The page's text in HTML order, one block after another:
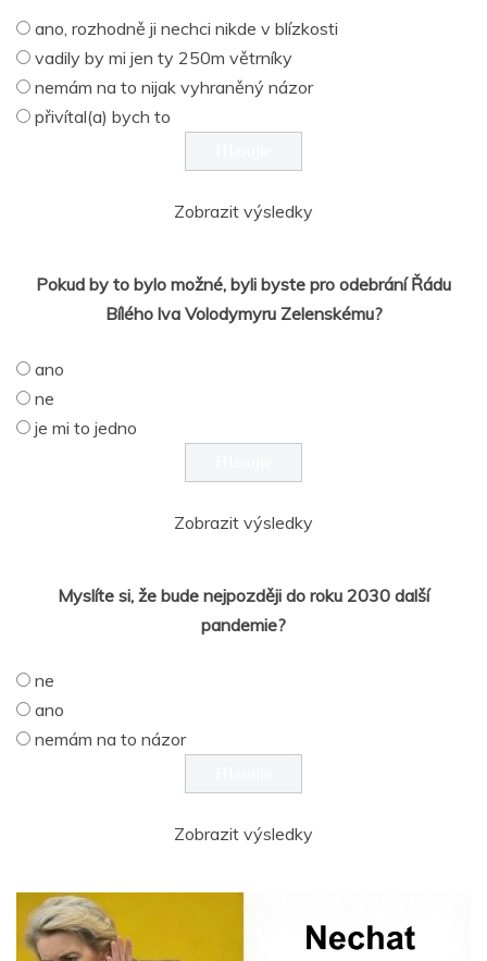
ano, rozhodně ji nechci nikde v blízkosti
vadily by mi jen ty 250m větrníky
nemám na to nijak vyhraněný názor
přivítal(a) bych to
Zobrazit výsledky
Pokud by to bylo možné, byli byste pro odebrání Řádu
Bílého lva Volodymyru Zelenskému?
ano
ne
je mi to jedno
Zobrazit výsledky
Myslíte si, že bude nejpozději do roku 2030 další
pandemie?
ne
ano
nemám na to názor
Zobrazit výsledky